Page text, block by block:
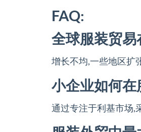
FAQ:
全球服装贸易
增长不均,一些地区扩
小企业如何
通过专注于利基市场,